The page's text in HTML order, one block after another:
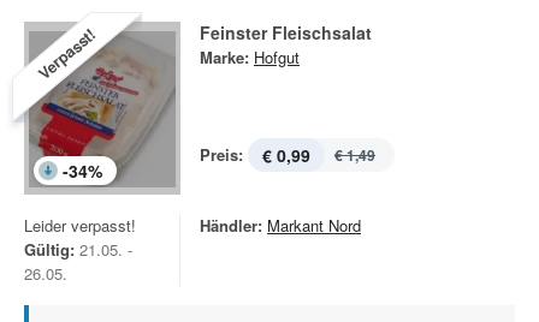
Verpasst!
-34%
Feinster Fleischsalat
Marke: Hofgut
Preis: € 0,99 € 1,49
Leider verpasst!
Gültig: 21.05. -
26.05.
Händler: Markant Nord